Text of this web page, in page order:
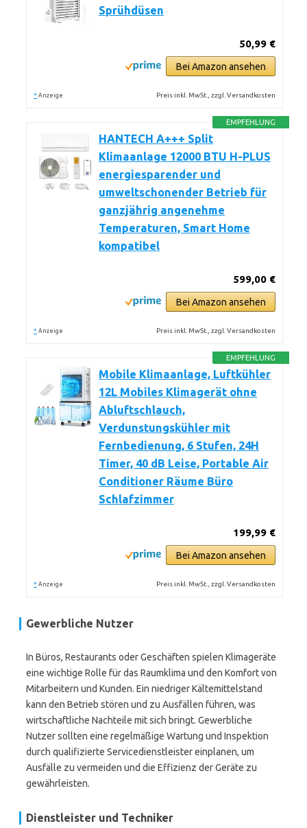
Sprühdüsen
50,99 €
Bei Amazon ansehen
* Anzeige Preis inkl. MwSt., zzgl. Versandkosten
EMPFEHLUNG
HANTECH A+++ Split
Klimaanlage 12000 BTU H-PLUS
energiesparender und
umweltschonender Betrieb für
ganzjährig angenehme
Temperaturen, Smart Home
kompatibel
599,00 €
Bei Amazon ansehen
* Anzeige Preis inkl. MwSt., zzgl. Versandkosten
EMPFEHLUNG
Mobile Klimaanlage, Luftkühler
12L Mobiles Klimagerät ohne
Abluftschlauch,
Verdunstungskühler mit
Fernbedienung, 6 Stufen, 24H
Timer, 40 dB Leise, Portable Air
Conditioner Räume Büro
Schlafzimmer
199,99 €
Bei Amazon ansehen
* Anzeige Preis inkl. MwSt., zzgl. Versandkosten
Gewerbliche Nutzer
In Büros, Restaurants oder Geschäften spielen Klimageräte
eine wichtige Rolle für das Raumklima und den Komfort von
Mitarbeitern und Kunden. Ein niedriger Kältemittelstand
kann den Betrieb stören und zu Ausfällen führen, was
wirtschaftliche Nachteile mit sich bringt. Gewerbliche
Nutzer sollten eine regelmäßige Wartung und Inspektion
durch qualifizierte Servicedienstleister einplanen, um
Ausfälle zu vermeiden und die Effizienz der Geräte zu
gewährleisten.
Dienstleister und Techniker